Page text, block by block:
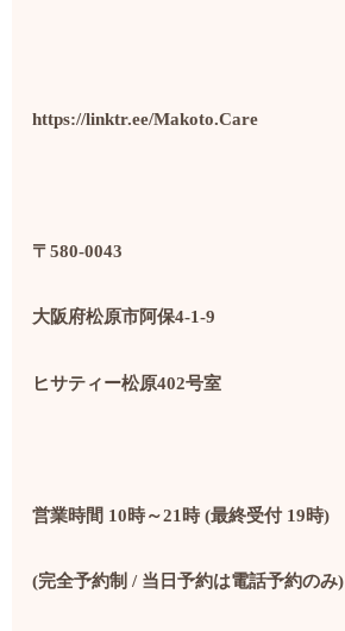
https://linktr.ee/Makoto.Care
〒580-0043
大阪府松原市阿保4-1-9
ヒサティー松原402号室
営業時間 10時～21時 (最終受付 19時)
(完全予約制 / 当日予約は電話予約のみ)